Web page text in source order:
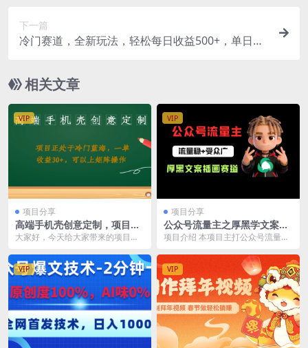
下一篇
冷门赛道，全新玩法，轻松每日收益500+，单日破
相关文章
VIP
项目分享
高端手机壳创意定制，项目正
处于蓝海，每单收益30+，可
大家好，今天给大家带来的项目是
偏冷门的蓝海项目，目...
VIP
项目分享
公众号流量主之厚黑学文案插
画赛道，冷门玩法篇篇过万阅
项目介绍 本项目主打公众号流量主
法，以三段扎心...
VIP VIP